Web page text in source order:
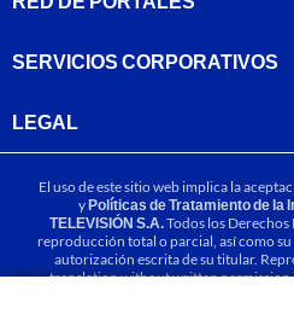
SERVICIOS CORPORATIVOS
LEGAL
El uso de este sitio web implica la
yPolíticas de Tratamiento de la
TELEVISIÓN S.A.Todos los Derechos
reproducción total o parcial, así como
autorización escrita de su titular.
translation without written permission